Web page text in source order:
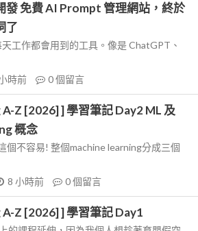
發 免費 AI Prompt 管理網站，終於
了
工作都會用到的工具。像是 ChatGPT、
時前 0個留言
Z [2026] ] 學習筆記 Day2 ML 及
概念
個不容易! 整個machine learning分成三個
8 小時前 0個留言
Z [2026] ] 學習筆記 Day1